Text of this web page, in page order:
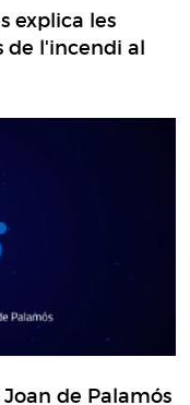
explica les
de l'incendi al
de Palamós